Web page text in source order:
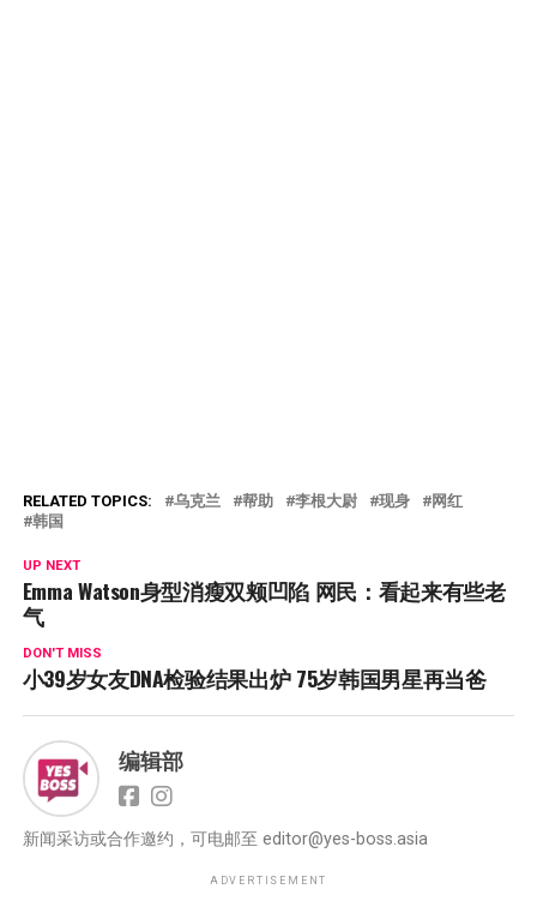
RELATED TOPICS: 乌克兰 帮助 李根大尉 现身
网红
韩国
UP NEXT
Emma Watson身型消瘦双颊凹陷 网民：看起来有些老
气
DON'T MISS
小39岁女友DNA检验结果出炉 75岁韩国男星再当爸
编辑部
新闻采访或合作邀约，可电邮至 editor@yes-boss.asia
ADVERTISEMENT